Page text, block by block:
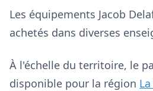
Les équipements Jacob
achetés dans diverses
À l'échelle du territoire, le
disponible pour la région